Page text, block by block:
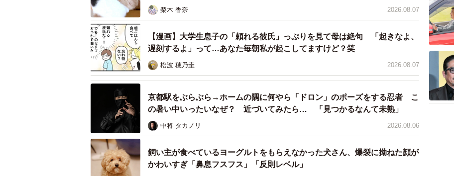
梨木 香奈 2026.08.07
【漫画】大学生息子の「頼れる彼氏」っぷりを見て母は絶句 「起きなよ、
遅刻するよ」って…あなた毎朝私が起こしてますけど？笑
松波 穂乃圭 2026.08.07
京都駅をぶらぶら→ホームの隅に何やら「ドロン」のポーズをする忍者 こ
の暑い中いったいなぜ？ 近づいてみたら… 「見つかるなんて未熟」
中将 タカノリ 2026.08.06
飼い主が食べているヨーグルトをもらえなかった犬さん、爆裂に拗ねた顔が
かわいすぎ「鼻息フスフス」「反則レベル」